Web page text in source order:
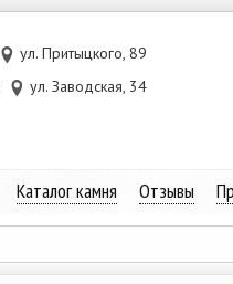
ул. Притыцкого, 89
ул. Заводская, 34
Каталог камня Отзывы